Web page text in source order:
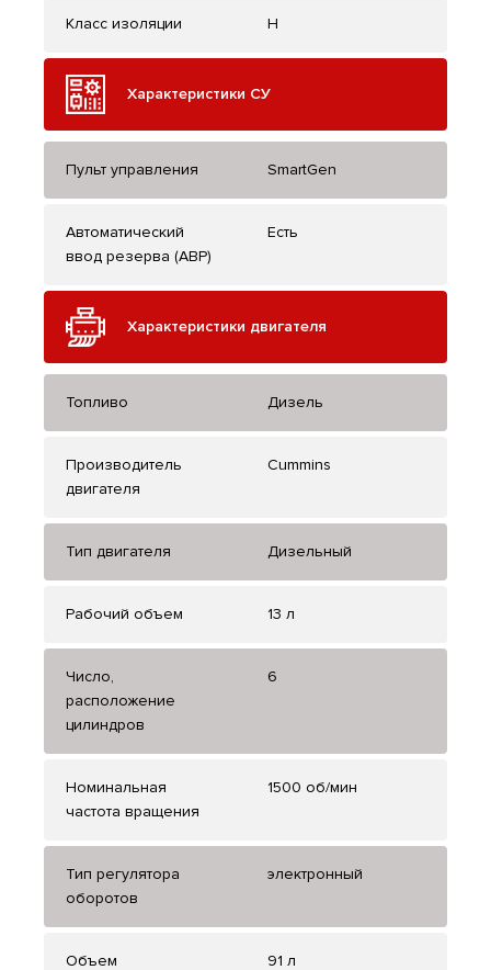
Класс изоляции H
Характеристики СУ
Пульт управления SmartGen
Автоматический
ввод резерва (АВР)
Есть
Характеристики двигателя
Топливо Дизель
Производитель
двигателя
Cummins
Тип двигателя Дизельный
Рабочий объем 13 л
Число,
расположение
цилиндров
6
Номинальная
частота вращения
1500 об/мин
Тип регулятора
оборотов
электронный
Объем
91 л